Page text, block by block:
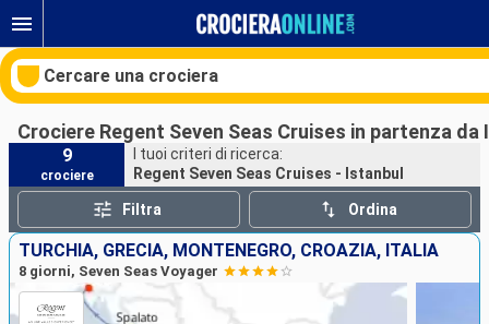
Cercare una crociera
Le nostre destinazioni
Mesi di partenza
Porti Compagnie
Crociere Regent Seven Seas Cruises in partenza da
9
crociere
I tuoi criteri di ricerca:
Regent Seven Seas Cruises - Istanbul
Filtra Ordina
TURCHIA, GRECIA, MONTENEGRO, CROAZIA, ITALIA
8 giorni, Seven Seas Voyager